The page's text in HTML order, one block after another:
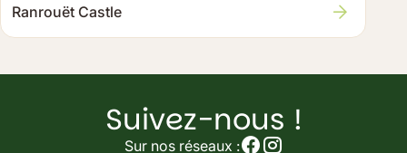
Ranrouët Castle
Suivez-
nous
sur
Suivez-nous !
Sur nos réseaux :